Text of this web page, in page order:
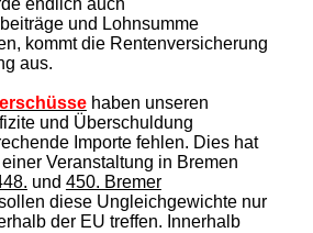
endlich auch
und Lohnsumme
kommt die Rentenversicherung
aus.
haben unseren
und Überschuldung
Importe fehlen. Dies hat
Veranstaltung in Bremen
und 450. Bremer
diese Ungleichgewichte nur
der EU treffen. Innerhalb